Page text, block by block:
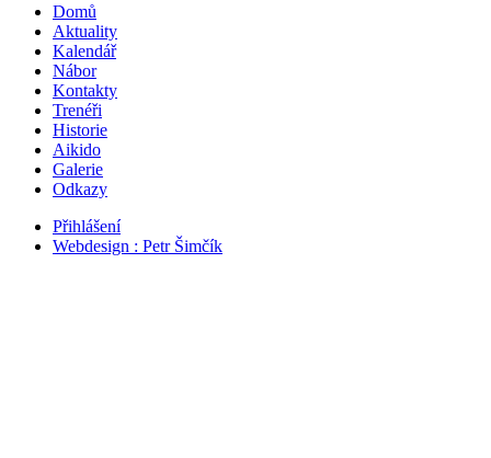
Domů
Aktuality
Kalendář
Nábor
Kontakty
Trenéři
Historie
Aikido
Galerie
Odkazy
Přihlášení
Webdesign : Petr Šimčík